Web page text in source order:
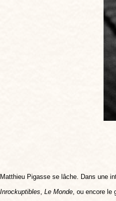
Matthieu Pigasse se lâche. Dans une
Inrockuptibles Le Monde , ou encore le